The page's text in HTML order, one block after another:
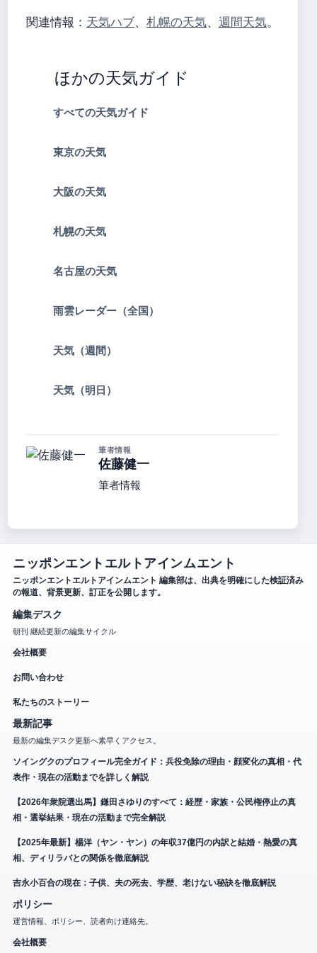
関連情報： 天気ハブ、 札幌の天気、 週間天気。
ほかの天気ガイド
すべての天気ガイド
東京の天気
大阪の天気
札幌の天気
名古屋の天気
雨雲レーダー（全国）
天気（週間）
天気（明日）
筆者情報
佐藤健一
筆者情報
ニッポンエントエルトアインムエント
ニッポンエントエルトアインムエント 編集部は、出典を明確にした検証済み
の報道、背景更新、訂正を公開します。
編集デスク
朝刊 継続更新の編集サイクル
会社概要
お問い合わせ
私たちのストーリー
最新記事
最新の編集デスク更新へ素早くアクセス。
ソイングクのプロフィール完全ガイド：兵役免除の理由・顔変化の真相・代
表作・現在の活動までを詳しく解説
【2026年衆院選出馬】鎌田さゆりのすべて：経歴・家族・公民権停止の真
相・選挙結果・現在の活動まで完全解説
【2025年最新】楊洋（ヤン・ヤン）の年収37億円の内訳と結婚・熱愛の真
相、ディリラバとの関係を徹底解説
吉永小百合の現在：子供、夫の死去、学歴、老けない秘訣を徹底解説
ポリシー
運営情報、ポリシー、読者向け連絡先。
会社概要